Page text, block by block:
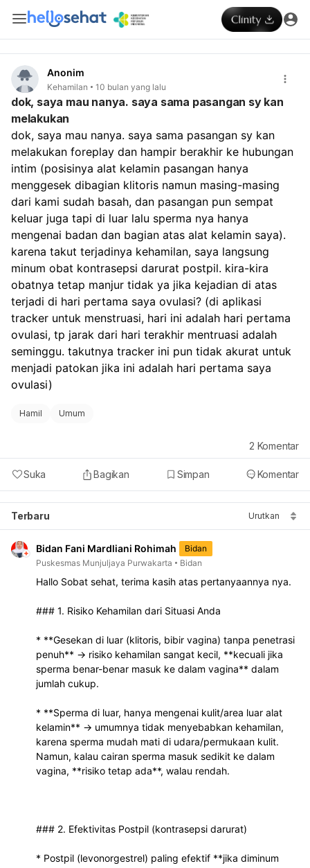
Anonim
Kehamilan 10 bulan yang lalu
dok, saya mau nanya. saya sama pasangan sy kan
melakukan
dok, saya mau nanya. saya sama pasangan sy kan
melakukan foreplay dan hampir berakhir ke hubungan
intim (posisinya alat kelamin pasangan hanya
menggesek dibagian klitoris namun masing-masing
dari kami sudah basah, dan pasangan pun sempat
keluar juga tapi di luar lalu sperma nya hanya
mengenai badan dan bagian atas alat kelamin saya).
karena takut terjadinya kehamilan, saya langsung
minum obat kontrasepsi darurat postpil. kira-kira
obatnya tetap manjur tidak ya jika kejadian di atas
terjadi di hari pertama saya ovulasi? (di aplikasi
tracker untuk menstruasi, hari ini adalah hari pertama
ovulasi, tp jarak dari hari terakhir mentruasi adalah
seminggu. takutnya tracker ini pun tidak akurat untuk
menjadi patokan jika ini adalah hari pertama saya
ovulasi)
Hamil Umum
Suka Bagikan Simpan Komentar
2 Komentar
Terbaru Urutkan
Bidan Fani Mardliani Rohimah
Bidan
Puskesmas Munjuljaya Purwakarta
Bidan
Hallo Sobat sehat, terima kasih atas pertanyaannya nya.
### 1. Risiko Kehamilan dari Situasi Anda
* **Gesekan di luar (klitoris, bibir vagina) tanpa penetrasi
penuh** → risiko kehamilan sangat kecil, **kecuali jika
sperma benar-benar masuk ke dalam vagina** dalam
jumlah cukup.
* **Sperma di luar, hanya mengenai kulit/area luar alat
kelamin** → umumnya tidak menyebabkan kehamilan,
karena sperma mudah mati di udara/permukaan kulit.
Namun, kalau cairan sperma masuk sedikit ke dalam
vagina, **risiko tetap ada**, walau rendah.
### 2. Efektivitas Postpil (kontrasepsi darurat)
* Postpil (levonorgestrel) paling efektif **jika diminum